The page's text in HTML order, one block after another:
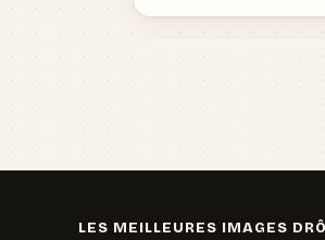
LES MEILLEURES IMAGES